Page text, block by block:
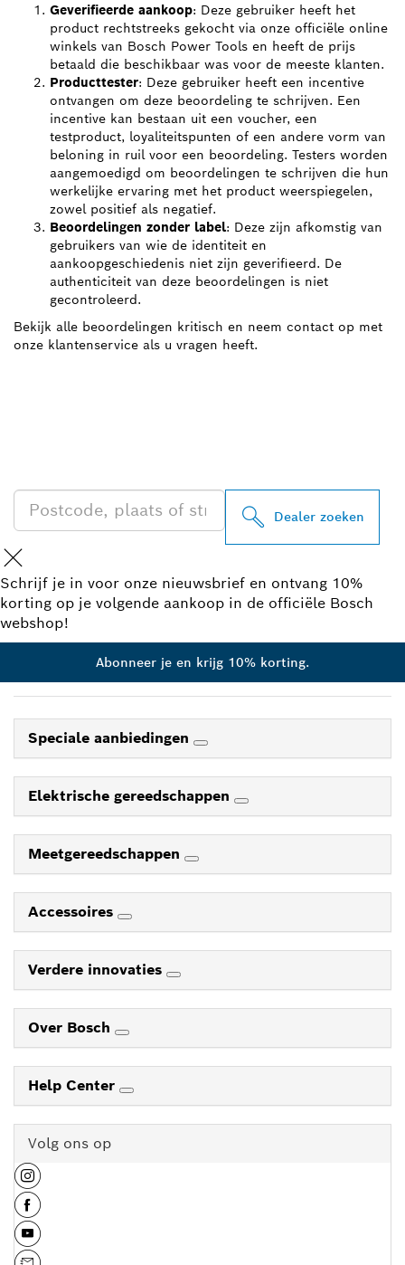
Geverifieerde aankoop: Deze gebruiker heeft het
product rechtstreeks gekocht via onze officiële online
winkels van Bosch Power Tools en heeft de prijs
betaald die beschikbaar was voor de meeste klanten.
Producttester: Deze gebruiker heeft een incentive
ontvangen om deze beoordeling te schrijven. Een
incentive kan bestaan uit een voucher, een
testproduct, loyaliteitspunten of een andere vorm van
beloning in ruil voor een beoordeling. Testers worden
aangemoedigd om beoordelingen te schrijven die hun
werkelijke ervaring met het product weerspiegelen,
zowel positief als negatief.
Beoordelingen zonder label: Deze zijn afkomstig van
gebruikers van wie de identiteit en
aankoopgeschiedenis niet zijn geverifieerd. De
authenticiteit van deze beoordelingen is niet
gecontroleerd.
Bekijk alle beoordelingen kritisch en neem contact op met
onze klantenservice als u vragen heeft.
Dealer zoeken
Schrijf je in voor onze nieuwsbrief en ontvang 10%
korting op je volgende aankoop in de officiële Bosch
webshop!
Abonneer je en krijg 10% korting.
Speciale aanbiedingen
Elektrische gereedschappen
Meetgereedschappen
Accessoires
Verdere innovaties
Over Bosch
Help Center
Volg ons op